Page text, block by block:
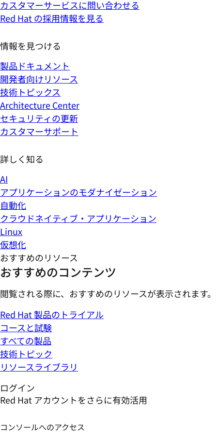
カスタマーサービスに問い合わせる
Red Hat の採用情報を見る
情報を見つける
製品ドキュメント
開発者向けリソース
技術トピックス
Architecture Center
セキュリティの更新
カスタマーサポート
詳しく知る
AI
アプリケーションのモダナイゼーション
自動化
クラウドネイティブ・アプリケーション
Linux
仮想化
おすすめのリソース
おすすめのコンテンツ
閲覧される際に、おすすめのリソースが表示されます。
Red Hat 製品のトライアル
コースと試験
すべての製品
技術トピック
リソースライブラリ
ログイン
Red Hat アカウントをさらに有効活用
コンソールへのアクセス